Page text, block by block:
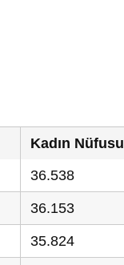
Kadın Nüfusu
36.538
36.153
35.824